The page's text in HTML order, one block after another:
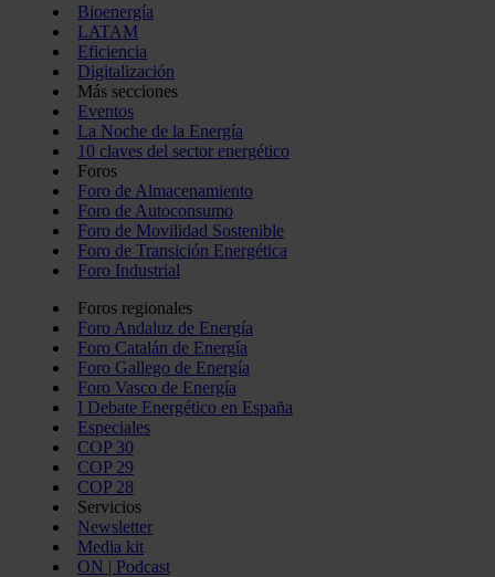
Bioenergía
LATAM
Eficiencia
Digitalización
Más secciones
Eventos
La Noche de la Energía
10 claves del sector energético
Foros
Foro de Almacenamiento
Foro de Autoconsumo
Foro de Movilidad Sostenible
Foro de Transición Energética
Foro Industrial
Foros regionales
Foro Andaluz de Energía
Foro Catalán de Energía
Foro Gallego de Energía
Foro Vasco de Energía
I Debate Energético en España
Especiales
COP 30
COP 29
COP 28
Servicios
Newsletter
Media kit
ON | Podcast